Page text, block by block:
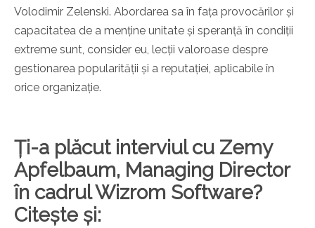
Volodimir Zelenski. Abordarea sa în fața provocărilor și
capacitatea de a menține unitate și speranță în condiții
extreme sunt, consider eu, lecții valoroase despre
gestionarea popularității și a reputației, aplicabile în
orice organizație.
Ți-a plăcut interviul cu Zemy
Apfelbaum, Managing Director
în cadrul Wizrom Software?
Citește și: